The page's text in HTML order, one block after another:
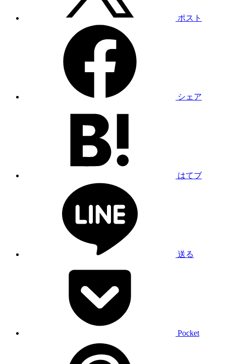
ポスト
シェア
はてブ
送る
Pocket